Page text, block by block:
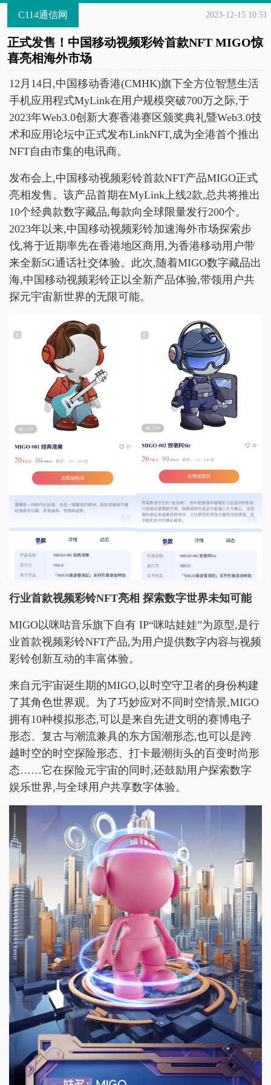
C114通信网 2023-12-15 10:51
正式发售！中国移动视频彩铃首款NFT MIGO惊
喜亮相海外市场
12月14日,中国移动香港(CMHK)旗下全方位智慧生活
手机应用程式MyLink在用户规模突破700万之际,于
2023年Web3.0创新大赛香港赛区颁奖典礼暨Web3.0技
术和应用论坛中正式发布LinkNFT,成为全港首个推出
NFT自由市集的电讯商。
发布会上,中国移动视频彩铃首款NFT产品MIGO正式
亮相发售。该产品首期在MyLink上线2款,总共将推出
10个经典款数字藏品,每款向全球限量发行200个。
2023年以来,中国移动视频彩铃加速海外市场探索步
伐,将于近期率先在香港地区商用,为香港移动用户带
来全新5G通话社交体验。此次,随着MIGO数字藏品出
海,中国移动视频彩铃正以全新产品体验,带领用户共
探元宇宙新世界的无限可能。
行业首款视频彩铃NFT亮相 探索数字世界未知可能
MIGO以咪咕音乐旗下自有 IP“咪咕娃娃”为原型,是行
业首款视频彩铃NFT产品,为用户提供数字内容与视频
彩铃创新互动的丰富体验。
来自元宇宙诞生期的MIGO,以时空守卫者的身份构建
了其角色世界观。为了巧妙应对不同时空情景,MIGO
拥有10种模拟形态,可以是来自先进文明的赛博电子
形态、复古与潮流兼具的东方国潮形态,也可以是跨
越时空的时空探险形态、打卡最潮街头的百变时尚形
态……它在探险元宇宙的同时,还鼓励用户探索数字
娱乐世界,与全球用户共享数字体验。